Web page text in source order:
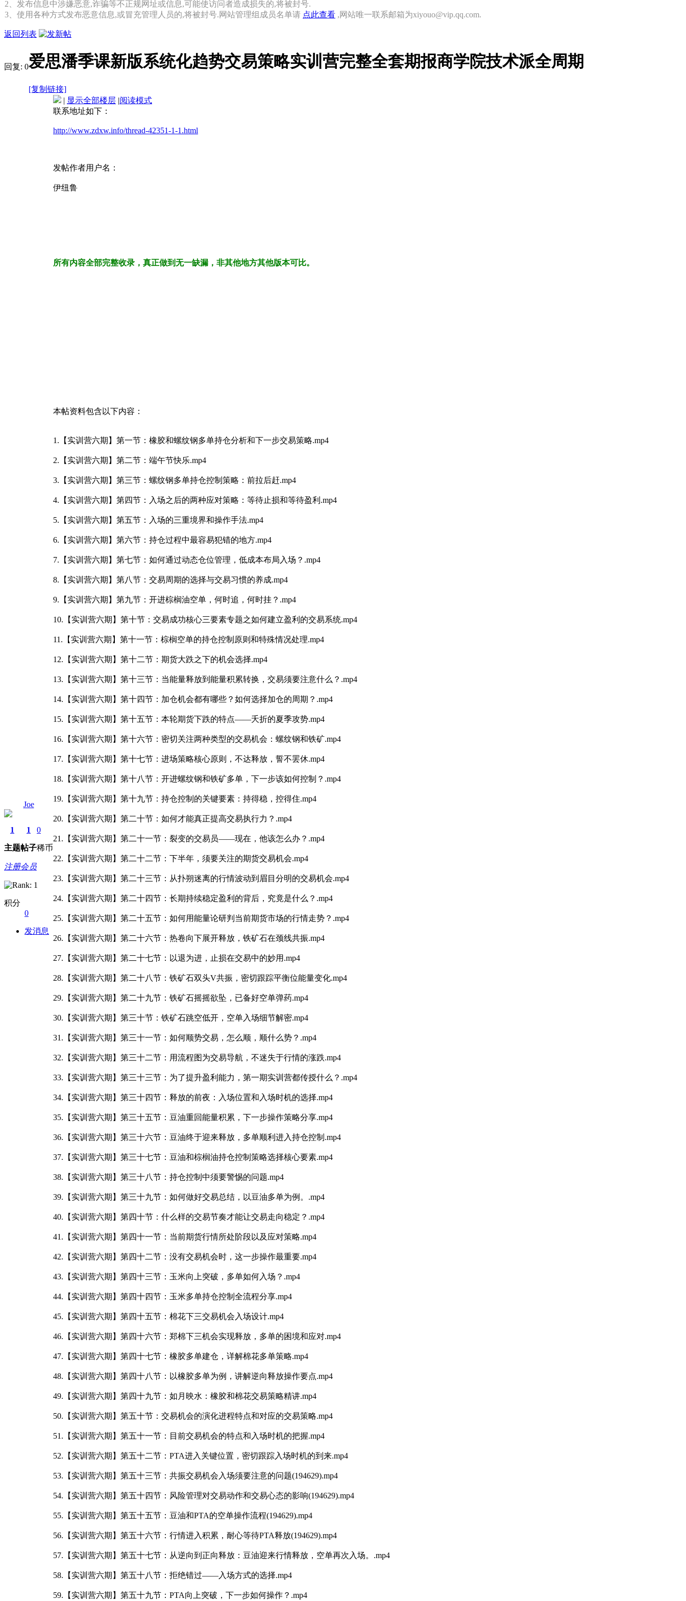
2、发布信息中涉嫌恶意,诈骗等不正规网址或信息,可能使访问者造成损失的,将被封号.
3、使用各种方式发布恶意信息,或冒充管理人员的,将被封号.网站管理组成员名单请 点此查看 ,网站唯一联系邮箱为xiyouo@vip.qq.com.
返回列表
回复: 0爱思潘季课新版系统化趋势交易策略实训营完整全套期报商学院技术派全周期
[复制链接]
Joe
1
主题
1
帖子
0
稀币
注册会员
积分
0
发消息
| 显示全部楼层 |阅读模式
联系地址如下：
http://www.zdxw.info/thread-42351-1-1.html
发帖作者用户名：
伊纽鲁
所有内容全部完整收录，真正做到无一缺漏，非其他地方其他版本可比。
本帖资料包含以下内容：
1.【实训营六期】第一节：橡胶和螺纹钢多单持仓分析和下一步交易策略.mp4
2.【实训营六期】第二节：端午节快乐.mp4
3.【实训营六期】第三节：螺纹钢多单持仓控制策略：前拉后赶.mp4
4.【实训营六期】第四节：入场之后的两种应对策略：等待止损和等待盈利.mp4
5.【实训营六期】第五节：入场的三重境界和操作手法.mp4
6.【实训营六期】第六节：持仓过程中最容易犯错的地方.mp4
7.【实训营六期】第七节：如何通过动态仓位管理，低成本布局入场？.mp4
8.【实训营六期】第八节：交易周期的选择与交易习惯的养成.mp4
9.【实训营六期】第九节：开进棕榈油空单，何时追，何时挂？.mp4
10.【实训营六期】第十节：交易成功核心三要素专题之如何建立盈利的交易系统.mp4
11.【实训营六期】第十一节：棕榈空单的持仓控制原则和特殊情况处理.mp4
12.【实训营六期】第十二节：期货大跌之下的机会选择.mp4
13.【实训营六期】第十三节：当能量释放到能量积累转换，交易须要注意什么？.mp4
14.【实训营六期】第十四节：加仓机会都有哪些？如何选择加仓的周期？.mp4
15.【实训营六期】第十五节：本轮期货下跌的特点——夭折的夏季攻势.mp4
16.【实训营六期】第十六节：密切关注两种类型的交易机会：螺纹钢和铁矿.mp4
17.【实训营六期】第十七节：进场策略核心原则，不达释放，誓不罢休.mp4
18.【实训营六期】第十八节：开进螺纹钢和铁矿多单，下一步该如何控制？.mp4
19.【实训营六期】第十九节：持仓控制的关键要素：持得稳，控得住.mp4
20.【实训营六期】第二十节：如何才能真正提高交易执行力？.mp4
21.【实训营六期】第二十一节：裂变的交易员——现在，他该怎么办？.mp4
22.【实训营六期】第二十二节：下半年，须要关注的期货交易机会.mp4
23.【实训营六期】第二十三节：从扑朔迷离的行情波动到眉目分明的交易机会.mp4
24.【实训营六期】第二十四节：长期持续稳定盈利的背后，究竟是什么？.mp4
25.【实训营六期】第二十五节：如何用能量论研判当前期货市场的行情走势？.mp4
26.【实训营六期】第二十六节：热卷向下展开释放，铁矿石在颈线共振.mp4
27.【实训营六期】第二十七节：以退为进，止损在交易中的妙用.mp4
28.【实训营六期】第二十八节：铁矿石双头V共振，密切跟踪平衡位能量变化.mp4
29.【实训营六期】第二十九节：铁矿石摇摇欲坠，已备好空单弹药.mp4
30.【实训营六期】第三十节：铁矿石跳空低开，空单入场细节解密.mp4
31.【实训营六期】第三十一节：如何顺势交易，怎么顺，顺什么势？.mp4
32.【实训营六期】第三十二节：用流程图为交易导航，不迷失于行情的涨跌.mp4
33.【实训营六期】第三十三节：为了提升盈利能力，第一期实训营都传授什么？.mp4
34.【实训营六期】第三十四节：释放的前夜：入场位置和入场时机的选择.mp4
35.【实训营六期】第三十五节：豆油重回能量积累，下一步操作策略分享.mp4
36.【实训营六期】第三十六节：豆油终于迎来释放，多单顺利进入持仓控制.mp4
37.【实训营六期】第三十七节：豆油和棕榈油持仓控制策略选择核心要素.mp4
38.【实训营六期】第三十八节：持仓控制中须要警惕的问题.mp4
39.【实训营六期】第三十九节：如何做好交易总结，以豆油多单为例。.mp4
40.【实训营六期】第四十节：什么样的交易节奏才能让交易走向稳定？.mp4
41.【实训营六期】第四十一节：当前期货行情所处阶段以及应对策略.mp4
42.【实训营六期】第四十二节：没有交易机会时，这一步操作最重要.mp4
43.【实训营六期】第四十三节：玉米向上突破，多单如何入场？.mp4
44.【实训营六期】第四十四节：玉米多单持仓控制全流程分享.mp4
45.【实训营六期】第四十五节：棉花下三交易机会入场设计.mp4
46.【实训营六期】第四十六节：郑棉下三机会实现释放，多单的困境和应对.mp4
47.【实训营六期】第四十七节：橡胶多单建仓，详解棉花多单策略.mp4
48.【实训营六期】第四十八节：以橡胶多单为例，讲解逆向释放操作要点.mp4
49.【实训营六期】第四十九节：如月映水：橡胶和棉花交易策略精讲.mp4
50.【实训营六期】第五十节：交易机会的演化进程特点和对应的交易策略.mp4
51.【实训营六期】第五十一节：目前交易机会的特点和入场时机的把握.mp4
52.【实训营六期】第五十二节：PTA进入关键位置，密切跟踪入场时机的到来.mp4
53.【实训营六期】第五十三节：共振交易机会入场须要注意的问题(194629).mp4
54.【实训营六期】第五十四节：风险管理对交易动作和交易心态的影响(194629).mp4
55.【实训营六期】第五十五节：豆油和PTA的空单操作流程(194629).mp4
56.【实训营六期】第五十六节：行情进入积累，耐心等待PTA释放(194629).mp4
57.【实训营六期】第五十七节：从逆向到正向释放：豆油迎来行情释放，空单再次入场。.mp4
58.【实训营六期】第五十八节：拒绝错过——入场方式的选择.mp4
59.【实训营六期】第五十九节：PTA向上突破，下一步如何操作？.mp4